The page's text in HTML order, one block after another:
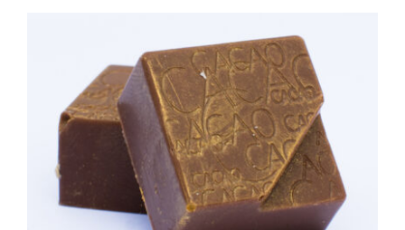
DÉTAILS